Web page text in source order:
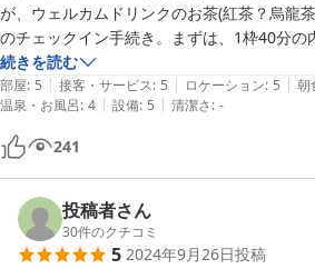
が、ウェルカムドリンクのお茶(紅茶？烏龍
のチェックイン手続き。まずは、1枠40分の
約を取りました。(後で枠変更も可能)部屋は
い香りがして、ロフトも大きめな座椅子もあ
うちのワンコも早速部屋を散策。
食事は2食ともとっても美味しかったです。
デザートの時の紅茶も朝の挽きたてコーヒー
す。オーナーさんもワンコに話し掛けてく
ても感じのいい方でした。お風呂は両方、
若干カビ有)全体的に清潔感のある気持ちが
最後にオーナーさんが「あにまる御殿」
続きを読む
部屋: 5 | 接客・サービス: 5 | ロケーション: 5 | 朝
温泉・お風呂: 4 | 設備: 5 | 清潔さ: -
241
投稿者さん
30件のクチコミ
5 2024年9月26日投稿